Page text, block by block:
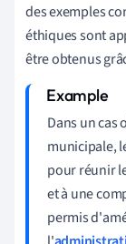
des exemples
éthiques sont
être obtenus
Dans un cas
municipale,
pour réunir
et à une
permis